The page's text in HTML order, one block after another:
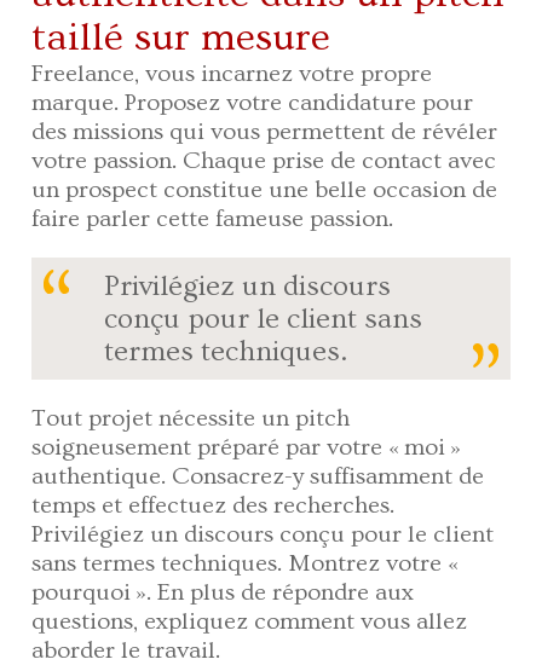
taillé sur mesure
Freelance, vous incarnez votre propre
marque. Proposez votre candidature pour
des missions qui vous permettent de révéler
votre passion. Chaque prise de contact avec
un prospect constitue une belle occasion de
faire parler cette fameuse passion.
Privilégiez un discours
conçu pour le client sans
termes techniques.
Tout projet nécessite un pitch
soigneusement préparé par votre « moi »
authentique. Consacrez-y suffisamment de
temps et effectuez des recherches.
Privilégiez un discours conçu pour le client
sans termes techniques. Montrez votre «
pourquoi ». En plus de répondre aux
questions, expliquez comment vous allez
aborder le travail.